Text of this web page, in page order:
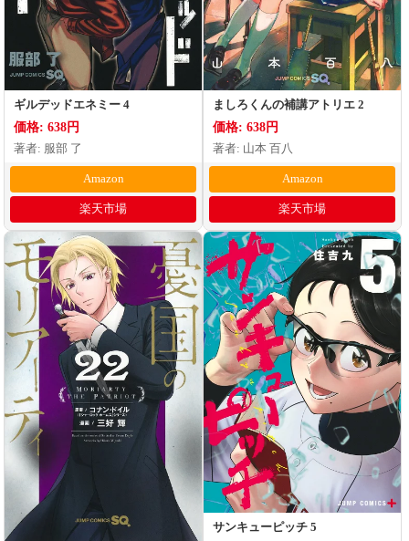
ギルデッドエネミー 4
価格: 638円
著者: 服部 了
Amazon
楽天市場
ましろくんの補講アトリエ 2
価格: 638円
著者: 山本 百八
Amazon
楽天市場
サンキューピッチ 5